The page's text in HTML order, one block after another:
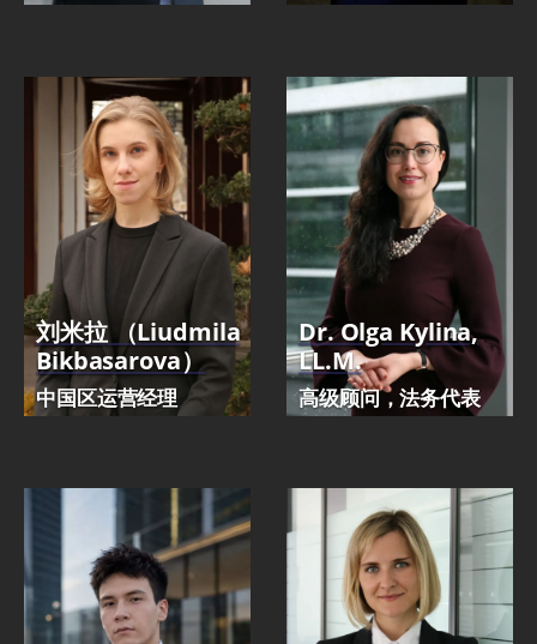
刘米拉 （Liudmila
Bikbasarova）
中国区运营经理
Dr. Olga Kylina,
LL.M.
高级顾问，法务代表